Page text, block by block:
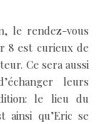
le rendez-vous
8 est curieux de
Ce sera aussi
leurs
le lieu du
ainsi qu’Eric se